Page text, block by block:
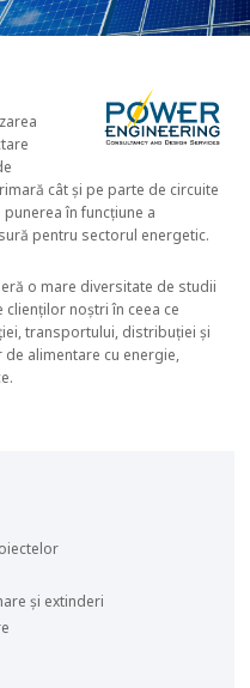
cât și pe parte de circuite
în funcțiune a
pentru sectorul energetic.
o mare diversitate de studii
noștri în ceea ce
transportului, distribuției și
alimentare cu energie,
și extinderi